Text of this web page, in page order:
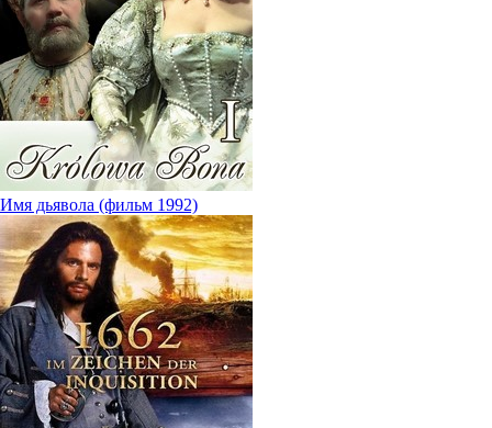
Имя дьявола (фильм 1992)